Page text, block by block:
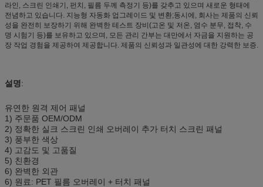
라인, 스크린 인쇄기, 펀치, 필름 두께 측정기 등)를 갖추고 있으며 새로운 형태에
전념하고 있습니다. 지능형 자동화 업그레이드 및 변환;동시에, 회사는 제품의 신뢰
성을 완전히 보장하기 위해 완벽한 테스트 장비(고온 및 저온, 염수 분무, 접착, 수
명 시험기 등)를 보유하고 있으며, 모든 관리 간부는 대만에서 자금을 지원하는 공
장 작업 경험을 제공하여 제공합니다. 제품의 신뢰성과 일관성에 대한 강력한 보증.
설명 :
유연한 원격 제어 패널
1) 주문품 OEM/ODM
2) 정확한 실크 스크린 인쇄 오버레이 추가 터치 스크린 패널
3) 풍부한 색상
4) 고감도 및 고품질
5) 친환경
6) 완벽한 외관
6) 원료: PET 필름 오버레이 + 터치 패널